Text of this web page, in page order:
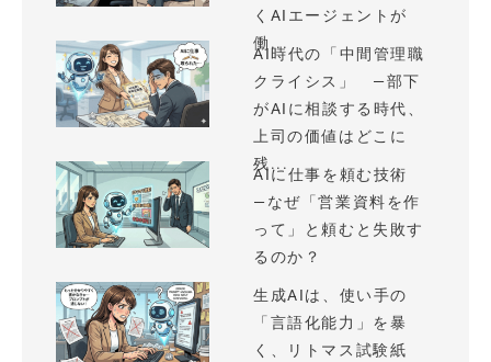
くAIエージェントが
働...
AI時代の「中間管理職
クライシス」 —部下
がAIに相談する時代、
上司の価値はどこに
残...
AIに仕事を頼む技術
—なぜ「営業資料を作
って」と頼むと失敗す
るのか？
生成AIは、使い手の
「言語化能力」を暴
く、リトマス試験紙